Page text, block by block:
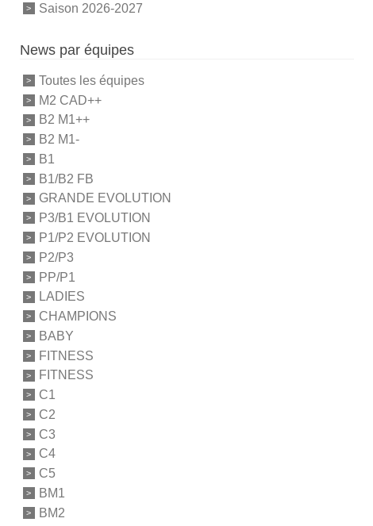
Saison 2026-2027
News par équipes
Toutes les équipes
M2 CAD++
B2 M1++
B2 M1-
B1
B1/B2 FB
GRANDE EVOLUTION
P3/B1 EVOLUTION
P1/P2 EVOLUTION
P2/P3
PP/P1
LADIES
CHAMPIONS
BABY
FITNESS
FITNESS
C1
C2
C3
C4
C5
BM1
BM2